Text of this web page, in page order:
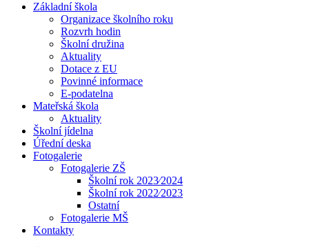
Základní škola
Organizace školního roku
Rozvrh hodin
Školní družina
Aktuality
Dotace z EU
Povinné informace
E-podatelna
Mateřská škola
Aktuality
Školní jídelna
Úřední deska
Fotogalerie
Fotogalerie ZŠ
Školní rok 2023⁄2024
Školní rok 2022⁄2023
Ostatní
Fotogalerie MŠ
Kontakty